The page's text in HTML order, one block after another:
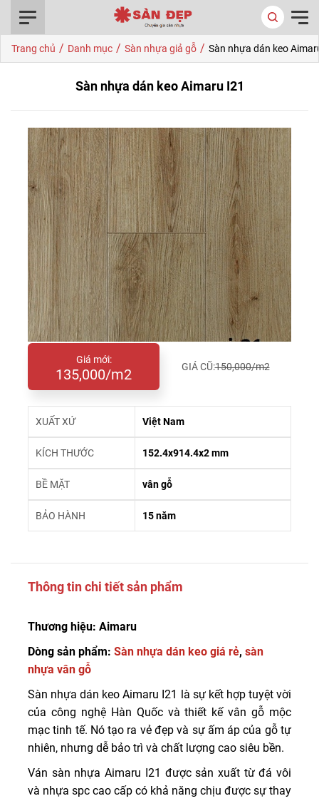
Trang chủ / Danh mục / Sàn nhựa giả gỗ / Sàn nhựa dán keo
Sàn nhựa dán keo Aimaru I21
Giá mới:
135,000/m2 GIÁ CŨ:150,000/m2
XUẤT XỨ Việt Nam
KÍCH THƯỚC 152.4x914.4x2 mm
BỀ MẶT vân gỗ
BẢO HÀNH 15 năm
Thông tin chi tiết sản phẩm
Thương hiệu: Aimaru
Dòng sản phẩm: Sàn nhựa dán keo giá rẻ, sàn
nhựa vân gỗ
Sàn nhựa dán keo Aimaru I21 là sự kết hợp tuyệt vời
của công nghệ Hàn Quốc và thiết kế vân gỗ mộc
mạc tinh tế. Nó tạo ra vẻ đẹp và sự ấm áp của gỗ tự
nhiên, nhưng dễ bảo trì và chất lượng cao siêu bền.
Ván sàn nhựa Aimaru I21 được sản xuất từ ​​đá vôi
và nhựa spc cao cấp có khả năng chịu được sự thay